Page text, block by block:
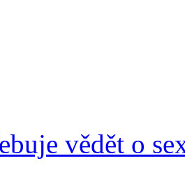
vědět o